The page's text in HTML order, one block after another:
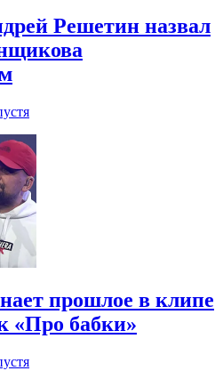
Решетин назвал
прошлое в клипе
«Про бабки»